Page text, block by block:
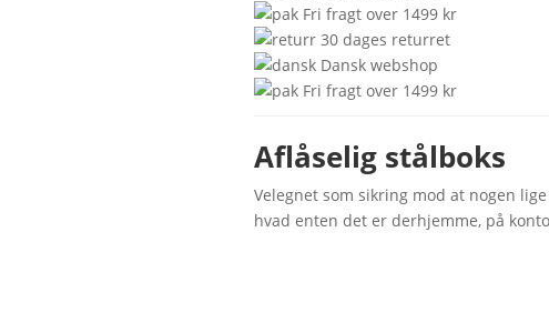
Fri fragt over 1499 kr
30 dages returret
Dansk webshop
Fri fragt over 1499 kr
Aflåselig stålboks
Velegnet som sikring mod at nogen
hvad enten det er derhjemme, på